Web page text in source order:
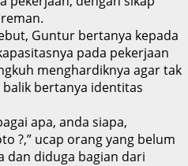
Guntur bertanya kepada
pada pekerjaan
menghardiknya agar tak
bertanya identitas
apa, anda siapa,
?,” ucap orang yang belum
dan diduga bagian dari